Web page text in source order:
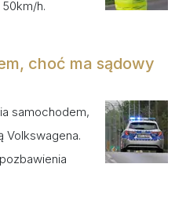
h.
choć ma sądowy
samochodem,
Volkswagena.